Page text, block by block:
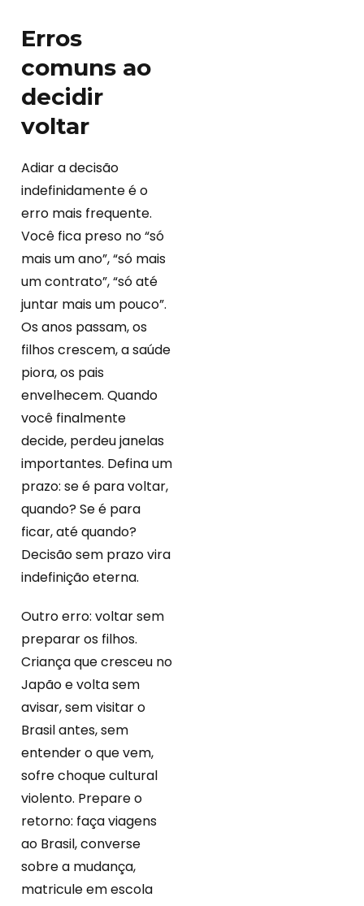
Erros
comuns ao
decidir
voltar
Adiar a decisão
indefinidamente é o
erro mais frequente.
Você fica preso no “só
mais um ano”, “só mais
um contrato”, “só até
juntar mais um pouco”.
Os anos passam, os
filhos crescem, a saúde
piora, os pais
envelhecem. Quando
você finalmente
decide, perdeu janelas
importantes. Defina um
prazo: se é para voltar,
quando? Se é para
ficar, até quando?
Decisão sem prazo vira
indefinição eterna.
Outro erro: voltar sem
preparar os filhos.
Criança que cresceu no
Japão e volta sem
avisar, sem visitar o
Brasil antes, sem
entender o que vem,
sofre choque cultural
violento. Prepare o
retorno: faça viagens
ao Brasil, converse
sobre a mudança,
matricule em escola